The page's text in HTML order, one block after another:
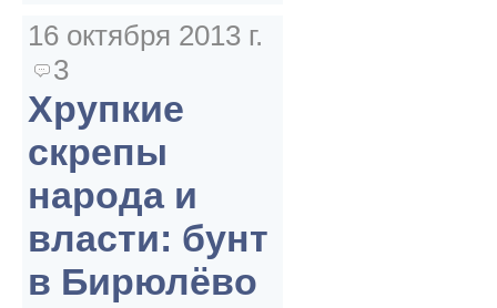
16 октября 2013 г.
3
Хрупкие
скрепы
народа и
власти: бунт
в Бирюлёво